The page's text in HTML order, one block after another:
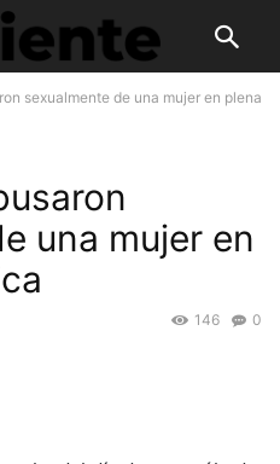
sexualmente de una mujer en plena
una mujer en
0
146